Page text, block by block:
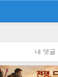
내 댓글